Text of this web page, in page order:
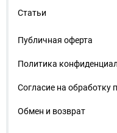
Статьи
Публичная оферта
Политика
Согласие на обработку
Обмен и возврат